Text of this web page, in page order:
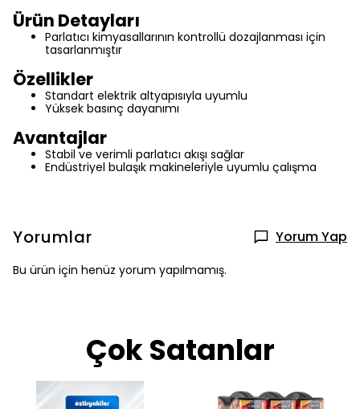
Ürün Detayları
Parlatıcı kimyasallarının kontrollü dozajlanması için
tasarlanmıştır
Özellikler
Standart elektrik altyapısıyla uyumlu
Yüksek basınç dayanımı
Avantajlar
Stabil ve verimli parlatıcı akışı sağlar
Endüstriyel bulaşık makineleriyle uyumlu çalışma
Yorumlar Yorum Yap
Bu ürün için henüz yorum yapılmamış.
Çok Satanlar